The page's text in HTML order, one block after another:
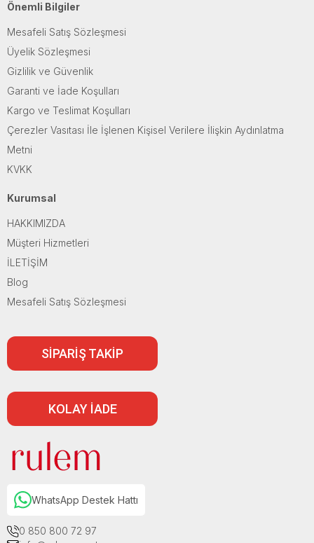
Önemli Bilgiler
Mesafeli Satış Sözleşmesi
Üyelik Sözleşmesi
Gizlilik ve Güvenlik
Garanti ve İade Koşulları
Kargo ve Teslimat Koşulları
Çerezler Vasıtası İle İşlenen Kişisel Verilere İlişkin Aydınlatma
Metni
KVKK
Kurumsal
HAKKIMIZDA
Müşteri Hizmetleri
İLETİŞİM
Blog
Mesafeli Satış Sözleşmesi
SİPARİŞ TAKİP
KOLAY İADE
WhatsApp Destek Hattı
0 850 800 72 97